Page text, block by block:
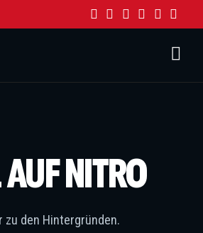
NITRO
zu den Hintergründen.